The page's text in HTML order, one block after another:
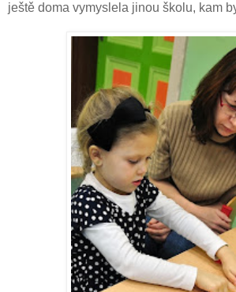
ještě doma vymyslela jinou školu, kam